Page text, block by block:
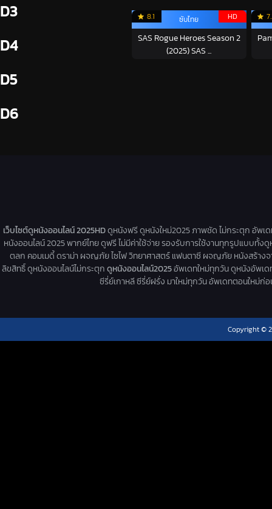
D3
D4
D5
D6
8.1 HD
ซับไทย
SAS Rogue Heroes Season 2
(2025) SAS ...
เว็บไซต์ดูหนังออนไลน์ 2025HDดูหนังฟรี ดูหนังใหม่2025 ภาพชัด ไม่กระตุก อัพเ
หนังออนไลน์ 2025 พากย์ไทย ดูฟรี ไม่มีค่าใช้จ่าย รองรับการใช้งานทุกรูปแบบทั้
ตลก คอมเมดี้ ดราม่า ผจญภัย ไซไฟ วิทยาศาสตร์ แฟนตาซี ผจญภัย หนังสร้างจ
ลิขสิทธิ์ ดูหนังออนไลน์ไม่กระตุกดูหนังออนไลน์2025อัพเดทใหม่ทุกวัน ดูหนังอัพเด
ซีรี่ย์เกาหลี ซีรี่ย์ฝรั่ง มาใหม่ทุกวัน อัพเดทตอนใหม่ก่
Copyright ©